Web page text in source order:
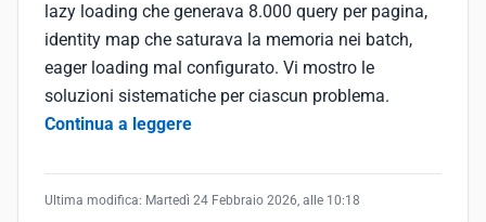
lazy loading che generava 8.000 query per pagina,
identity map che saturava la memoria nei batch,
eager loading mal configurato. Vi mostro le
soluzioni sistematiche per ciascun problema.
Continua a leggere
Ultima modifica: Martedì 24 Febbraio 2026, alle 10:18